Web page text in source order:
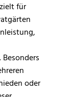
für
oder